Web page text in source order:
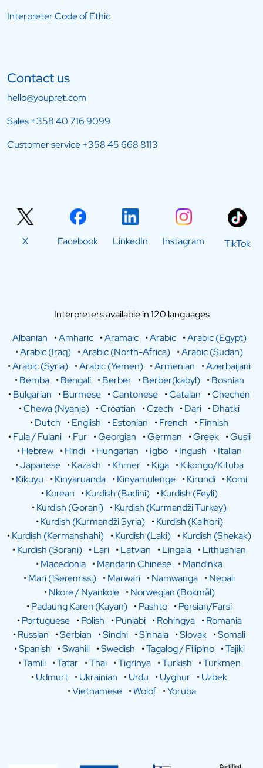
Interpreter Code of Ethic
Contact us
hello@youpret.com
Sales+358 40 716 9099
Customer service+358 45 668 8113
X Facebook LinkedIn Instagram TikTok
Interpreters available in 120 languages
Albanian
•Amharic •Aramaic •Arabic •Arabic (Egypt)
•Arabic (Iraq) •Arabic (North-Africa) •Arabic (Sudan)
•Arabic (Syria) •Arabic (Yemen) •Armenian •Azerbaijani
•Bemba •Bengali •Berber •Berber(kabyl) •Bosnian
•Bulgarian •Burmese •Cantonese •Catalan •Chechen
•Chewa (Nyanja) •Croatian •Czech •Dari •Dhatki
•Dutch •English •Estonian •French •Finnish
•Fula / Fulani •Fur •Georgian •German •Greek •Gusii
•Hebrew •Hindi •Hungarian •Igbo •Ingush •Italian
•Japanese •Kazakh •Khmer •Kiga •Kikongo/Kituba
•Kikuyu •Kinyaruanda •Kinyamulenge •Kirundi •Komi
•Korean •Kurdish (Badini) •Kurdish (Feyli)
•Kurdish (Gorani) •Kurdish (Kurmandži Turkey)
•Kurdish (Kurmandži Syria) •Kurdish (Kalhori)
•Kurdish (Kermanshahi) •Kurdish (Laki) •Kurdish (Shekak)
•Kurdish (Sorani) •Lari •Latvian •Lingala •Lithuanian
•Macedonia •Mandarin Chinese •Mandinka
•Mari (tšeremissi) •Marwari •Namwanga •Nepali
•Nkore / Nyankole •Norwegian (Bokmål)
•Padaung Karen (Kayan) •Pashto •Persian/Farsi
•Portuguese •Polish •Punjabi •Rohingya •Romania
•Russian •Serbian •Sindhi •Sinhala •Slovak •Somali
•Spanish •Swahili •Swedish •Tagalog / Filipino •Tajiki
•Tamili •Tatar •Thai •Tigrinya •Turkish •Turkmen
•Udmurt •Ukrainian •Urdu •Uyghur •Uzbek
•Vietnamese •Wolof •Yoruba